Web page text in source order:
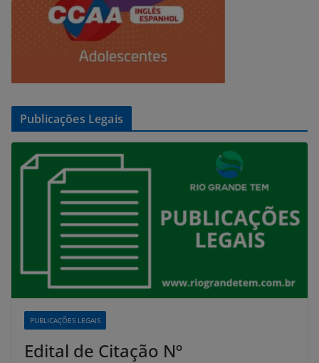
Publicações Legais
PUBLICAÇÕES LEGAIS
Edital de Citação Nº